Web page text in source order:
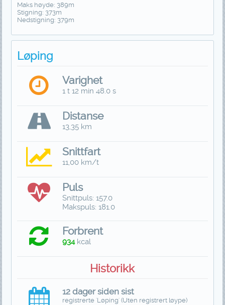
Maks høyde: 389m
Stigning: 373m
Nedstigning: 379m
Løping
Varighet
1 t 12 min 48.0 s
Distanse
13,35 km
Snittfart
11,00 km/t
Puls
Snittpuls: 157.0
Makspuls: 181.0
Forbrent
934kcal
Historikk
12 dager siden sist
registrerte 'Løping' (Uten registrert løype)